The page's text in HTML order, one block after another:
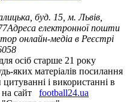
буд. 15, м. Львів,
Адреса електронної пошти
онлайн-медіа в Реєстрі
осіб старше 21 року
яких матеріалів посилання
і використанні в
сайт
football24.ua